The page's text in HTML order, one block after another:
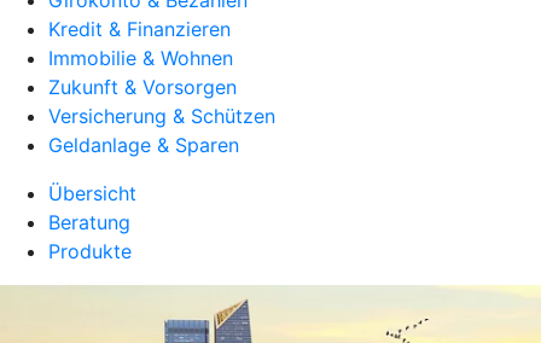
Kredit & Finanzieren
Immobilie & Wohnen
Zukunft & Vorsorgen
Versicherung & Schützen
Geldanlage & Sparen
Übersicht
Beratung
Produkte